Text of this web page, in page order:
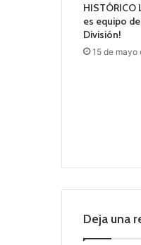
es equipo
División!
15 de mayo
Deja una